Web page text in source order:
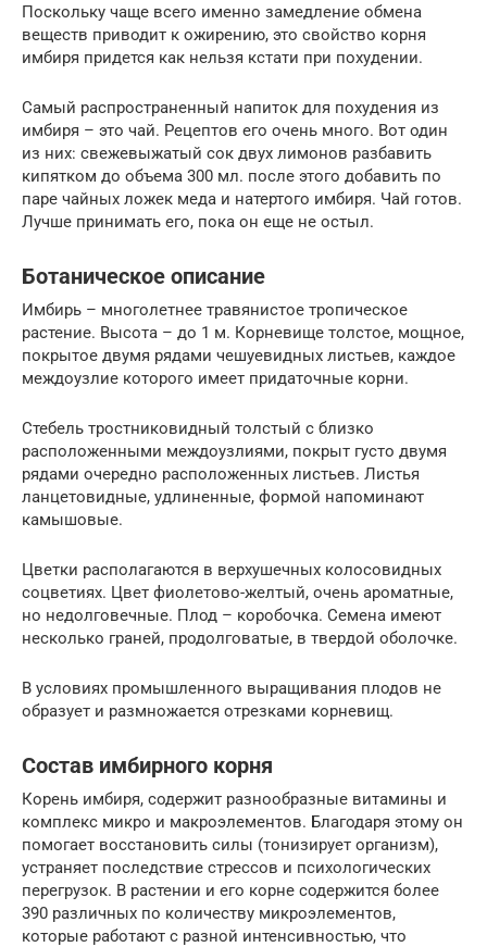
Поскольку чаще всего именно замедление обмена
веществ приводит к ожирению, это свойство корня
имбиря придется как нельзя кстати при похудении.
Самый распространенный напиток для похудения из
имбиря – это чай. Рецептов его очень много. Вот один
из них: свежевыжатый сок двух лимонов разбавить
кипятком до объема 300 мл. после этого добавить по
паре чайных ложек меда и натертого имбиря. Чай готов.
Лучше принимать его, пока он еще не остыл.
Ботаническое описание
Имбирь – многолетнее травянистое тропическое
растение. Высота – до 1 м. Корневище толстое, мощное,
покрытое двумя рядами чешуевидных листьев, каждое
междоузлие которого имеет придаточные корни.
Стебель тростниковидный толстый с близко
расположенными междоузлиями, покрыт густо двумя
рядами очередно расположенных листьев. Листья
ланцетовидные, удлиненные, формой напоминают
камышовые.
Цветки располагаются в верхушечных колосовидных
соцветиях. Цвет фиолетово-желтый, очень ароматные,
но недолговечные. Плод – коробочка. Семена имеют
несколько граней, продолговатые, в твердой оболочке.
В условиях промышленного выращивания плодов не
образует и размножается отрезками корневищ.
Состав имбирного корня
Корень имбиря, содержит разнообразные витамины и
комплекс микро и макроэлементов. Благодаря этому он
помогает восстановить силы (тонизирует организм),
устраняет последствие стрессов и психологических
перегрузок. В растении и его корне содержится более
390 различных по количеству микроэлементов,
которые работают с разной интенсивностью, что